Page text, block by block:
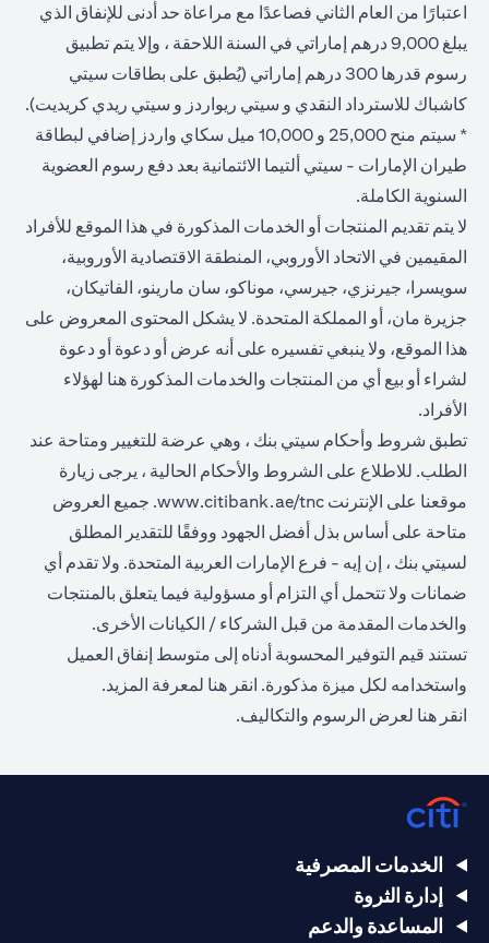
اعتبارًا من العام الثاني فصاعدًا مع مراعاة حد أدنى للإنفاق الذي
يبلغ 9,000 درهم إماراتي في السنة اللاحقة ، وإلا يتم تطبيق
رسوم قدرها 300 درهم إماراتي (يُطبق على بطاقات سيتي
كاشباك للاسترداد النقدي و سيتي ريواردز و سيتي ريدي كريديت).
* سيتم منح 25,000 و 10,000 ميل سكاي واردز إضافي لبطاقة
طيران الإمارات - سيتي ألتيما الائتمانية بعد دفع رسوم العضوية
السنوية الكاملة.
لا يتم تقديم المنتجات أو الخدمات المذكورة في هذا الموقع للأفراد
المقيمين في الاتحاد الأوروبي، المنطقة الاقتصادية الأوروبية،
سويسرا، جيرنزي، جيرسي، موناكو، سان مارينو، الفاتيكان،
جزيرة مان، أو المملكة المتحدة. لا يشكل المحتوى المعروض على
هذا الموقع، ولا ينبغي تفسيره على أنه عرض أو دعوة أو دعوة
لشراء أو بيع أي من المنتجات والخدمات المذكورة هنا لهؤلاء
الأفراد.
تطبق شروط وأحكام سيتي بنك ، وهي عرضة للتغيير ومتاحة عند
الطلب. للاطلاع على الشروط والأحكام الحالية ، يرجى زيارة
موقعنا على الإنترنت www.citibank.ae/tnc
(opens in a new tab). جميع العروض
متاحة على أساس بذل أفضل الجهود ووفقًا للتقدير المطلق
لسيتي بنك ، إن إيه - فرع الإمارات العربية المتحدة. ولا تقدم أي
ضمانات ولا تتحمل أي التزام أو مسؤولية فيما يتعلق بالمنتجات
والخدمات المقدمة من قبل الشركاء / الكيانات الأخرى.
تستند قيم التوفير المحسوبة أدناه إلى متوسط إنفاق العميل
واستخدامه لكل ميزة مذكورة. انقر هنا لمعرفة المزيد.
انقر هنا لعرض الرسوم والتكاليف.
الخدمات المصرفية
إدارة الثروة
المساعدة والدعم